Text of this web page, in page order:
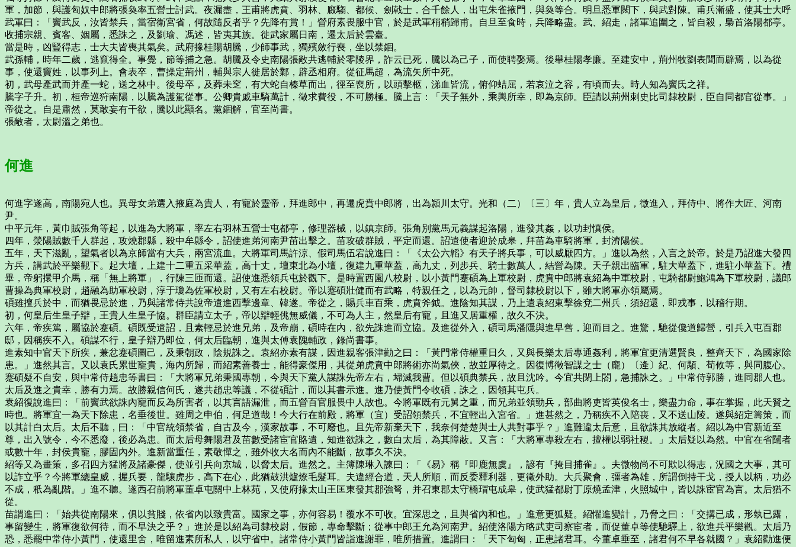
軍，加節，與護匈奴中郎將張奐率五營士討武。夜漏盡，王甫將虎賁、羽林、廄騶、都候、劍戟士，合千餘人，出屯朱雀掖門，與奐等合。明旦悉軍闕下，與武對陳。甫兵漸盛，使其士大呼
武軍曰：「竇武反，汝皆禁兵，當宿衛宮省，何故隨反者乎？先降有賞！」營府素畏服中官，於是武軍稍稍歸甫。自旦至食時，兵降略盡。武、紹走，諸軍追圍之，皆自殺，梟首洛陽都亭。
收捕宗親、賓客、姻屬，悉誅之，及劉瑜、馮述，皆夷其族。徙武家屬日南，遷太后於雲臺。
當是時，凶豎得志，士大夫皆喪其氣矣。武府掾桂陽胡騰，少師事武，獨殯斂行喪，坐以禁錮。
武孫輔，時年二歲，逃竄得全。事覺，節等捕之急。胡騰及令史南陽張敞共逃輔於零陵界，詐云已死，騰以為己子，而使聘娶焉。後舉桂陽孝廉。至建安中，荊州牧劉表聞而辟焉，以為從
事，使還竇姓，以事列上。會表卒，曹操定荊州，輔與宗人徙居於鄴，辟丞相府。從征馬超，為流矢所中死。
初，武母產武而并產一蛇，送之林中。後母卒，及葬未窆，有大蛇自榛草而出，徑至喪所，以頭擊柩，涕血皆流，俯仰蛣屈，若哀泣之容，有頃而去。時人知為竇氏之祥。
騰字子升。初，桓帝巡狩南陽，以騰為護駕從事。公卿貴戚車騎萬計，徵求費役，不可勝極。騰上言：「天子無外，乘輿所幸，即為京師。臣請以荊州刺史比司隸校尉，臣自同都官從事。」
帝從之。自是肅然，莫敢妄有干欲，騰以此顯名。黨錮解，官至尚書。
張敞者，太尉溫之弟也。
何進
何進字遂高，南陽宛人也。異母女弟選入掖庭為貴人，有寵於靈帝，拜進郎中，再遷虎賁中郎將，出為潁川太守。光和（二）〔三〕年，貴人立為皇后，徵進入，拜侍中、將作大匠、河南
尹。
中平元年，黃巾賊張角等起，以進為大將軍，率左右羽林五營士屯都亭，修理器械，以鎮京師。張角別黨馬元義謀起洛陽，進發其姦，以功封慎侯。
四年，滎陽賊數千人群起，攻燒郡縣，殺中牟縣令，詔使進弟河南尹苗出擊之。苗攻破群賊，平定而還。詔遣使者迎於成皋，拜苗為車騎將軍，封濟陽侯。
五年，天下滋亂，望氣者以為京師當有大兵，兩宮流血。大將軍司馬許涼、假司馬伍宕說進曰：「《太公六韜》有天子將兵事，可以威厭四方。」進以為然，入言之於帝。於是乃詔進大發四
方兵，講武於平樂觀下。起大壇，上建十二重五采華蓋，高十丈，壇東北為小壇，復建九重華蓋，高九丈，列步兵、騎士數萬人，結營為陳。天子親出臨軍，駐大華蓋下，進駐小華蓋下。禮
畢，帝躬擐甲介馬，稱「無上將軍」，行陳三匝而還。詔使進悉領兵屯於觀下。是時置西園八校尉，以小黃門蹇碩為上軍校尉，虎賁中郎將袁紹為中軍校尉，屯騎都尉鮑鴻為下軍校尉，議郎
曹操為典軍校尉，趙融為助軍校尉，淳于瓊為佐軍校尉，又有左右校尉。帝以蹇碩壯健而有武略，特親任之，以為元帥，督司隸校尉以下，雖大將軍亦領屬焉。
碩雖擅兵於中，而猶畏忌於進，乃與諸常侍共說帝遣進西擊邊章、韓遂。帝從之，賜兵車百乘，虎賁斧鉞。進陰知其謀，乃上遣袁紹東擊徐兗二州兵，須紹還，即戎事，以稽行期。
初，何皇后生皇子辯，王貴人生皇子協。群臣請立太子，帝以辯輕佻無威儀，不可為人主，然皇后有寵，且進又居重權，故久不決。
六年，帝疾篤，屬協於蹇碩。碩既受遣詔，且素輕忌於進兄弟，及帝崩，碩時在內，欲先誅進而立協。及進從外入，碩司馬潘隱與進早舊，迎而目之。進驚，馳從儳道歸營，引兵入屯百郡
邸，因稱疾不入。碩謀不行，皇子辯乃即位，何太后臨朝，進與太傅袁隗輔政，錄尚書事。
進素知中官天下所疾，兼忿蹇碩圖己，及秉朝政，陰規誅之。袁紹亦素有謀，因進親客張津勸之曰：「黃門常侍權重日久，又與長樂太后專通姦利，將軍宜更清選賢良，整齊天下，為國家除
患。」進然其言。又以袁氏累世寵貴，海內所歸，而紹素善養士，能得豪傑用，其從弟虎賁中郎將術亦尚氣俠，故並厚待之。因復博徵智謀之士（龐）〔逄〕紀、何顒、荀攸等，與同腹心。
蹇碩疑不自安，與中常侍趙忠等書曰：「大將軍兄弟秉國專朝，今與天下黨人謀誅先帝左右，埽滅我曹。但以碩典禁兵，故且沈吟。今宜共閉上閤，急捕誅之。」中常侍郭勝，進同郡人也。
太后及進之貴幸，勝有力焉。故勝親信何氏，遂共趙忠等議，不從碩計，而以其書示進。進乃使黃門令收碩，誅之，因領其屯兵。
袁紹復說進曰：「前竇武欲誅內寵而反為所害者，以其言語漏泄，而五營百官服畏中人故也。今將軍既有元舅之重，而兄弟並領勁兵，部曲將吏皆英俊名士，樂盡力命，事在掌握，此天贊之
時也。將軍宜一為天下除患，名垂後世。雖周之申伯，何足道哉！今大行在前殿，將軍（宜）受詔領禁兵，不宜輕出入宮省。」進甚然之，乃稱疾不入陪喪，又不送山陵。遂與紹定籌策，而
以其計白太后。太后不聽，曰：「中官統領禁省，自古及今，漢家故事，不可廢也。且先帝新棄天下，我奈何楚楚與士人共對事乎？」進難違太后意，且欲誅其放縱者。紹以為中官新近至
尊，出入號令，今不悉廢，後必為患。而太后母舞陽君及苗數受諸宦官賂遺，知進欲誅之，數白太后，為其障蔽。又言：「大將軍專殺左右，擅權以弱社稷。」太后疑以為然。中官在省闥者
或數十年，封侯貴寵，膠固內外。進新當重任，素敬憚之，雖外收大名而內不能斷，故事久不決。
紹等又為畫策，多召四方猛將及諸豪傑，使並引兵向京城，以脅太后。進然之。主簿陳琳入諫曰：「《易》稱『即鹿無虞』，諺有『掩目捕雀』。夫微物尚不可欺以得志，況國之大事，其可
以詐立乎？今將軍總皇威，握兵要，龍驤虎步，高下在心，此猶鼓洪爐燎毛髮耳。夫違經合道，天人所順，而反委釋利器，更徵外助。大兵聚會，彊者為雄，所謂倒持干戈，授人以柄，功必
不成，秖為亂階。」進不聽。遂西召前將軍董卓屯關中上林苑，又使府掾太山王匡東發其郡強弩，并召東郡太守橋瑁屯成皋，使武猛都尉丁原燒孟津，火照城中，皆以誅宦官為言。太后猶不
從。
苗謂進曰：「始共從南陽來，俱以貧賤，依省內以致貴富。國家之事，亦何容易！覆水不可收。宜深思之，且與省內和也。」進意更狐疑。紹懼進變計，乃脅之曰：「交搆已成，形埶已露，
事留變生，將軍復欲何待，而不早決之乎？」進於是以紹為司隸校尉，假節，專命擊斷；從事中郎王允為河南尹。紹使洛陽方略武吏司察宦者，而促董卓等使馳驛上，欲進兵平樂觀。太后乃
恐，悉罷中常侍小黃門，使還里舍，唯留進素所私人，以守省中。諸常侍小黃門皆詣進謝罪，唯所措置。進謂曰：「天下匈匈，正患諸君耳。今董卓垂至，諸君何不早各就國？」袁紹勸進便